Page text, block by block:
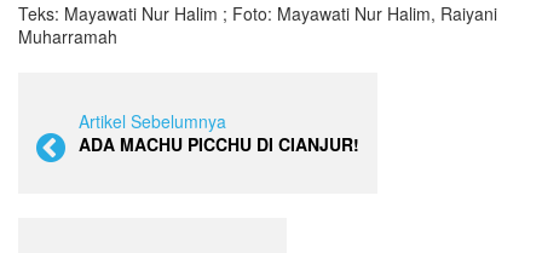
Teks: Mayawati Nur Halim ; Foto: Mayawati Nur Halim, Raiyani
Muharramah
Artikel Sebelumnya
ADA MACHU PICCHU DI CIANJUR!